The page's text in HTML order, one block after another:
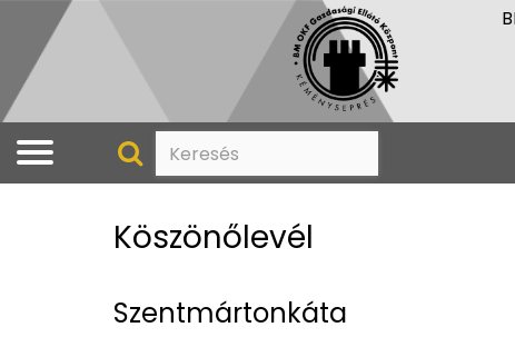
Köszönőlevél
Szentmártonkáta